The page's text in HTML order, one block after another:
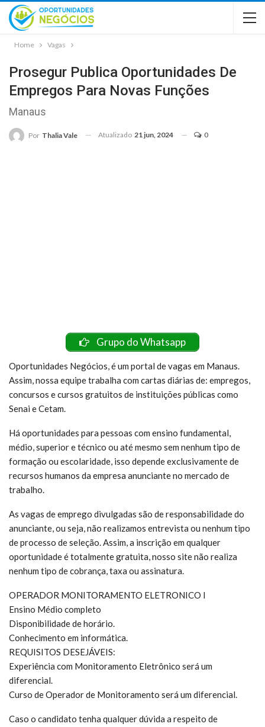
Home Vagas
Prosegur Publica Oportunidades De
Empregos Para Novas Funções
Manaus
Por Thalia Vale Atualizado 21 jun, 2024 0
Grupo do Whatsapp
Oportunidades Negócios, é um portal de vagas em Manaus.
Assim, nossa equipe trabalha com cartas diárias de: empregos,
concursos e cursos gratuitos de instituições públicas como
Senai e Cetam.
Há oportunidades para pessoas com ensino fundamental,
médio, superior e técnico ou até mesmo sem nenhum tipo de
formação ou escolaridade, isso depende exclusivamente de
recursos humanos da empresa anunciante no mercado de
trabalho.
As vagas de emprego divulgadas são de responsabilidade do
anunciante, ou seja, não realizamos entrevista ou nenhum tipo
de processo de seleção. Assim, a inscrição em qualquer
oportunidade é totalmente gratuita, nosso site não realiza
nenhum tipo de cobrança, taxa ou assinatura.
OPERADOR MONITORAMENTO ELETRONICO I
Ensino Médio completo
Disponibilidade de horário.
Conhecimento em informática.
REQUISITOS DESEJÁVEIS:
Experiência com Monitoramento Eletrônico será um
diferencial.
Curso de Operador de Monitoramento será um diferencial.
Caso o candidato tenha qualquer dúvida a respeito de